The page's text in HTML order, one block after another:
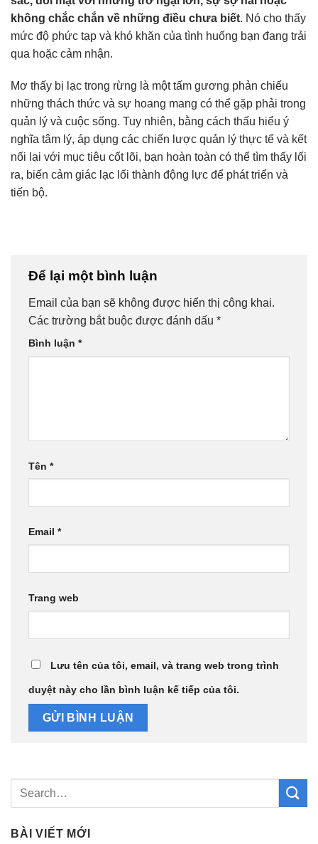
không chắc chắn về những điều chưa biết. Nó cho thấy
mức độ phức tạp và khó khăn của tình huống bạn đang trải
qua hoặc cảm nhận.
Mơ thấy bị lạc trong rừng là một tấm gương phản chiếu
những thách thức và sự hoang mang có thể gặp phải trong
quản lý và cuộc sống. Tuy nhiên, bằng cách thấu hiểu ý
nghĩa tâm lý, áp dụng các chiến lược quản lý thực tế và kết
nối lại với mục tiêu cốt lõi, bạn hoàn toàn có thể tìm thấy lối
ra, biến cảm giác lạc lối thành động lực để phát triển và
tiến bộ.
Để lại một bình luận
Email của bạn sẽ không được hiển thị công khai.
Các trường bắt buộc được đánh dấu *
Bình luận *
Tên *
Email *
Trang web
Lưu tên của tôi, email, và trang web trong trình
duyệt này cho lần bình luận kế tiếp của tôi.
BÀI VIẾT MỚI